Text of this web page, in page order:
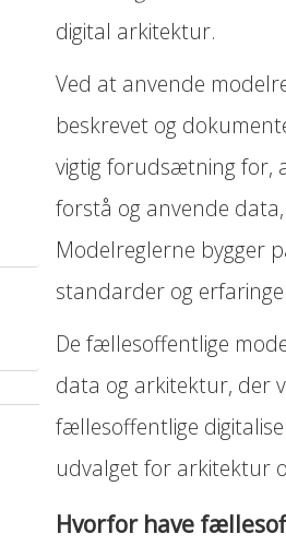
driftssikkert
(RDF)
System
digital arkitektur.
Ved at anvende
beskrevet og
vigtig forudsætning for,
forstå og anvende
Modelreglerne bygger
standarder og
De fællesoffentlige
data og arkitektur, der
fællesoffentlige
udvalget for arkitektur
Hvorfor have